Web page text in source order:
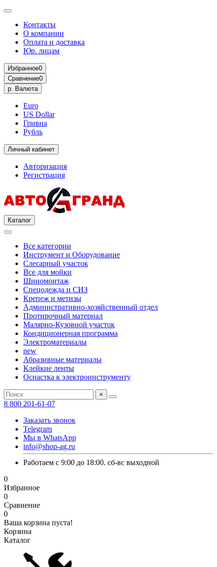
Контакты
О компании
Оплата и доставка
Юр. лицам
Избранное0
Сравнение0
р. Валюта
Euro
US Dollar
Гривна
Рубль
Личный кабинет
Авторизация
Регистрация
Каталог
Все категории
Инструмент и Оборудование
Слесарный участок
Все для мойки
Шиномонтаж
Спецодежда и СИЗ
Крепеж и метизы
Административно-хозяйственный отдел
Протирочный материал
Малярно-Кузовной участок
Кондиционерная программа
Электроматериалы
new
Абразивные материалы
Клейкие ленты
Оснастка к электроинструменту
×
8 800 201-61-07
Заказать звонок
Telegram
Мы в WhatsApp
info@shop-ag.ru
Работаем с 9:00 до 18:00. сб-вс выходной
0
Избранное
0
Сравнение
0
Ваша корзина пуста!
Корзина
Каталог